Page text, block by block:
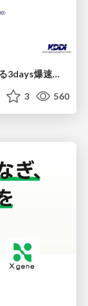
スクラムマスターの観察眼 〜AIによる3days爆速キャッチアップと次の一手〜/The Scrum Master's Insight: Lightning-Fast 3-Day Catch-Up with AI and the Next Move
3 560